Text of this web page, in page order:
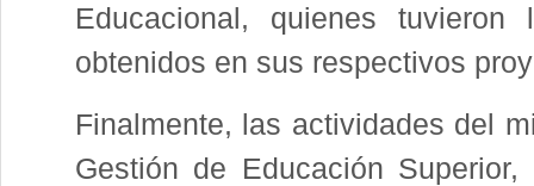
Educacional, quienes
obtenidos en sus respectivos
Finalmente, las actividades del
Gestión de Educación